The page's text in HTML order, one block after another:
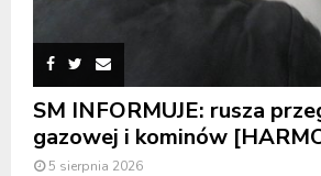
SM INFORMUJE: rusza
gazowej i kominów
5 sierpnia 2026